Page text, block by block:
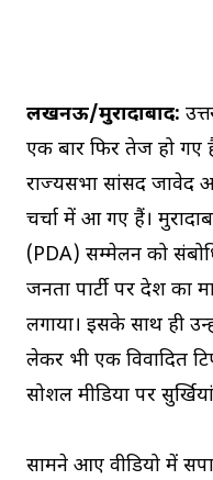
लखनऊ/मुरादाबाद:
एक बार फिर तेज हो गए
राज्यसभा सांसद जावेद
चर्चा में आ गए हैं।
(PDA) सम्मेलन को
जनता पार्टी पर देश का
लगाया। इसके साथ ही
लेकर भी एक विवादित
सोशल मीडिया पर
सामने आए वीडियो में